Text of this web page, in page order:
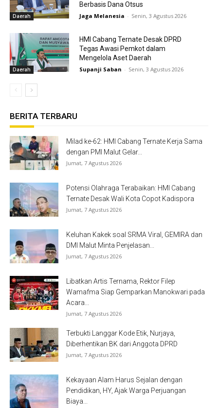
Daerah
Berbasis Dana Otsus
Jaga Melanesia - Senin, 3 Agustus 2026
Daerah
HMI Cabang Ternate Desak DPRD
Tegas Awasi Pemkot dalam
Mengelola Aset Daerah
Supanji Saban - Senin, 3 Agustus 2026
BERITA TERBARU
Milad ke-62: HMI Cabang Ternate Kerja Sama
dengan PMI Malut Gelar...
Jumat, 7 Agustus 2026
Potensi Olahraga Terabaikan: HMI Cabang
Ternate Desak Wali Kota Copot Kadispora
Jumat, 7 Agustus 2026
Keluhan Kakek soal SRMA Viral, GEMIRA dan
DMI Malut Minta Penjelasan...
Jumat, 7 Agustus 2026
Libatkan Artis Ternama, Rektor Filep
Wamafma Siap Gemparkan Manokwari pada
Acara...
Jumat, 7 Agustus 2026
Terbukti Langgar Kode Etik, Nurjaya,
Diberhentikan BK dari Anggota DPRD
Jumat, 7 Agustus 2026
Kekayaan Alam Harus Sejalan dengan
Pendidikan, HY, Ajak Warga Perjuangan
Biaya...